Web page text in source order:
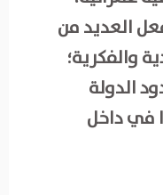
العديد من
والفكرية؛
الدولة
في داخل